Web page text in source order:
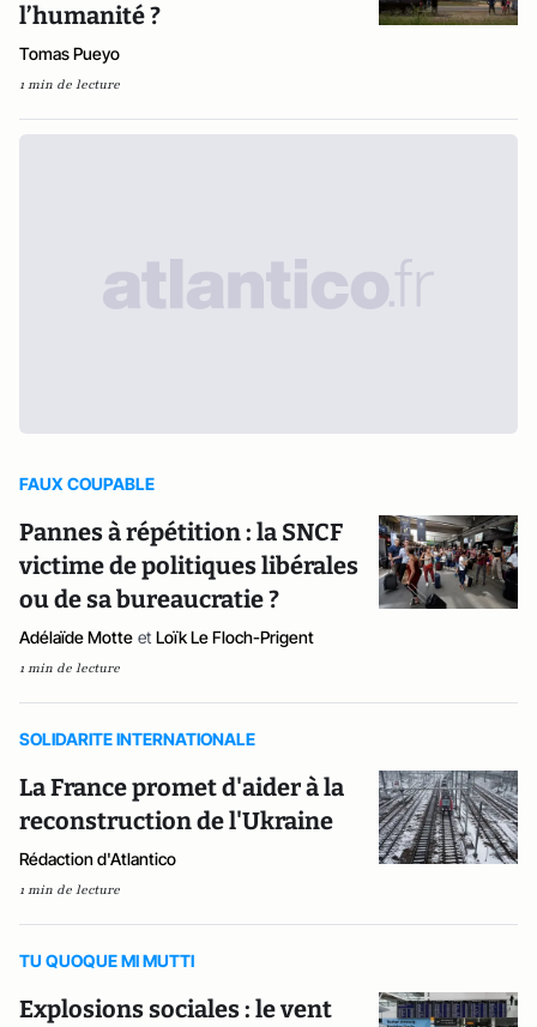
l’humanité ?
Tomas Pueyo
1 min de lecture
FAUX COUPABLE
Pannes à répétition : la SNCF
victime de politiques libérales
ou de sa bureaucratie ?
Adélaïde Motte et Loïk Le Floch-Prigent
1 min de lecture
SOLIDARITE INTERNATIONALE
La France promet d'aider à la
reconstruction de l'Ukraine
Rédaction d'Atlantico
1 min de lecture
TU QUOQUE MI MUTTI
Explosions sociales : le vent